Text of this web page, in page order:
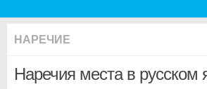
НАРЕЧИЕ
Наречия места в русском